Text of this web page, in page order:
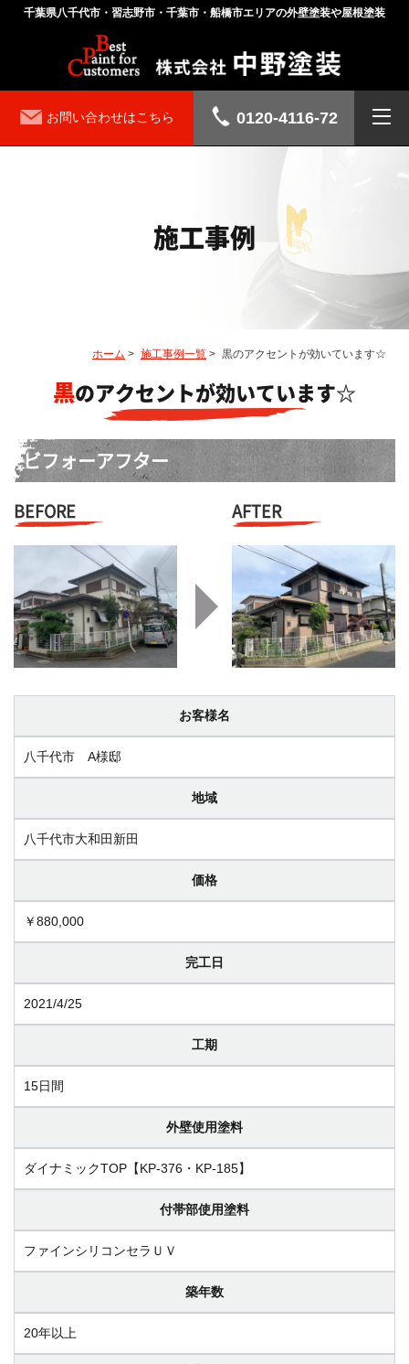
千葉県八千代市・習志野市・千葉市・船橋市エリアの外壁塗装や屋根塗装
お問い合わせはこちら 0120-4116-72
施工事例
ホーム > 施工事例一覧 > 黒のアクセントが効いています☆
黒のアクセントが効いています☆
ビフォーアフター
AFTER
BEFORE
お客様名
八千代市 A様邸
地域
八千代市大和田新田
価格
￥880,000
完工日
2021/4/25
工期
15日間
外壁使用塗料
ダイナミックTOP【KP-376・KP-185】
付帯部使用塗料
ファインシリコンセラＵＶ
築年数
20年以上